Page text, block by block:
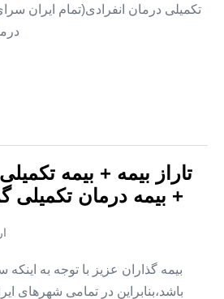
تکمیلی درمان انفرادی(تمام ایران
تاراز بیمه + بیمه
+ بیمه درمان تکمیلی
بیمه گذاران عزیز با توجه به اینکه
باشد،بنابراین در تمامی شهرهای